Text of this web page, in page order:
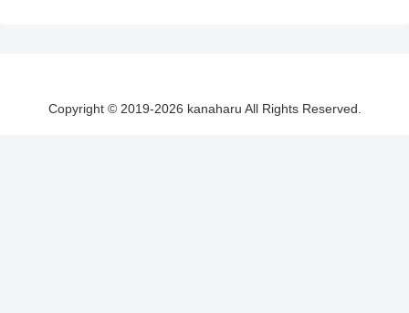
Copyright © 2019-2026 kanaharu All Rights Reserved.